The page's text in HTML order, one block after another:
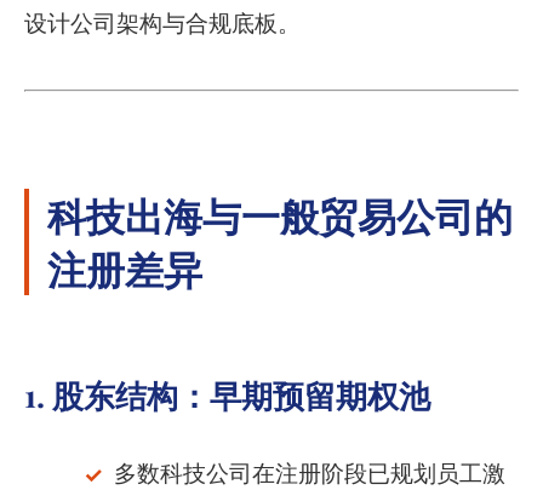
设计公司架构与合规底板。
科技出海与一般贸易公司的
注册差异
1. 股东结构：早期预留期权池
多数科技公司在注册阶段已规划员工激